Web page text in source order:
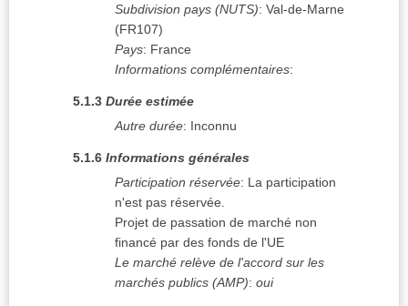
Subdivision pays (NUTS): Val-de-Marne
(FR107)
Pays: France
Informations complémentaires:
5.1.3 Durée estimée
Autre durée: Inconnu
5.1.6 Informations générales
Participation réservée: La participation
n'est pas réservée.
Projet de passation de marché non
financé par des fonds de l'UE
Le marché relève de l'accord sur les
marchés publics (AMP): oui